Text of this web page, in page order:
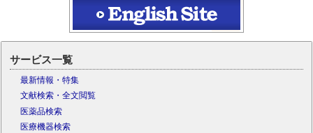
サービス一覧
最新情報・特集
文献検索・全文閲覧
医薬品検索
医療機器検索